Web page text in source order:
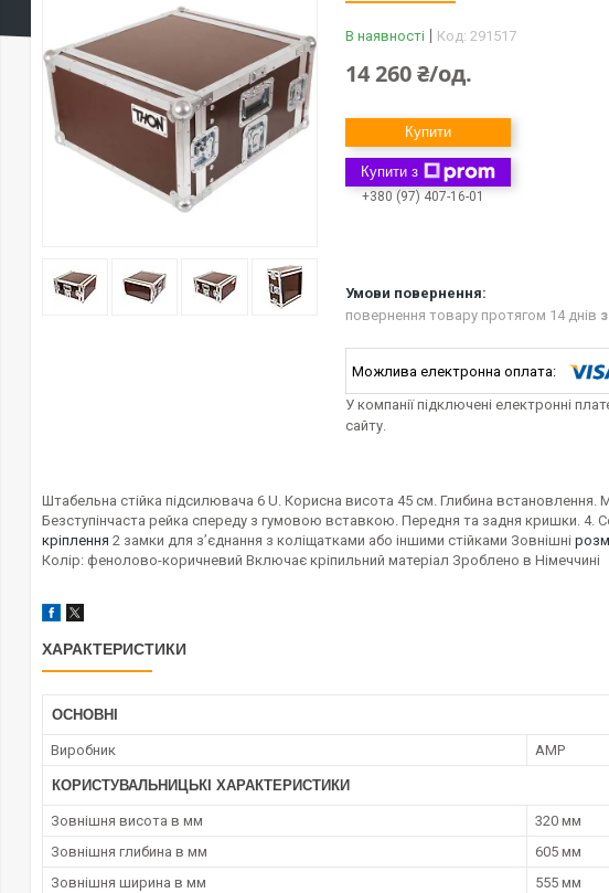
В наявності Код: 291517
14 260 ₴/од.
Купити
Купити з
+380 (97) 407-16-01
повернення товару протягом 14 днів
У компанії підключені електронні
сайту.
Штабельна стійка підсилювача 6 U. Корисна висота 45 см. Глибина
Безступінчаста рейка спереду з гумовою вставкою. Передня та задня кришки. 4.
кріплення 2 замки для з’єднання з коліщатками або іншими стійками Зовнішні
Колір: фенолово-коричневий Включає кріпильний матеріал Зроблено в Німеччині
ХАРАКТЕРИСТИКИ
ОСНОВНІ
Виробник AMP
КОРИСТУВАЛЬНИЦЬКІ ХАРАКТЕРИСТИКИ
Зовнішня висота в мм
320 мм
Зовнішня глибина в мм
605 мм
Зовнішня ширина в мм
555 мм